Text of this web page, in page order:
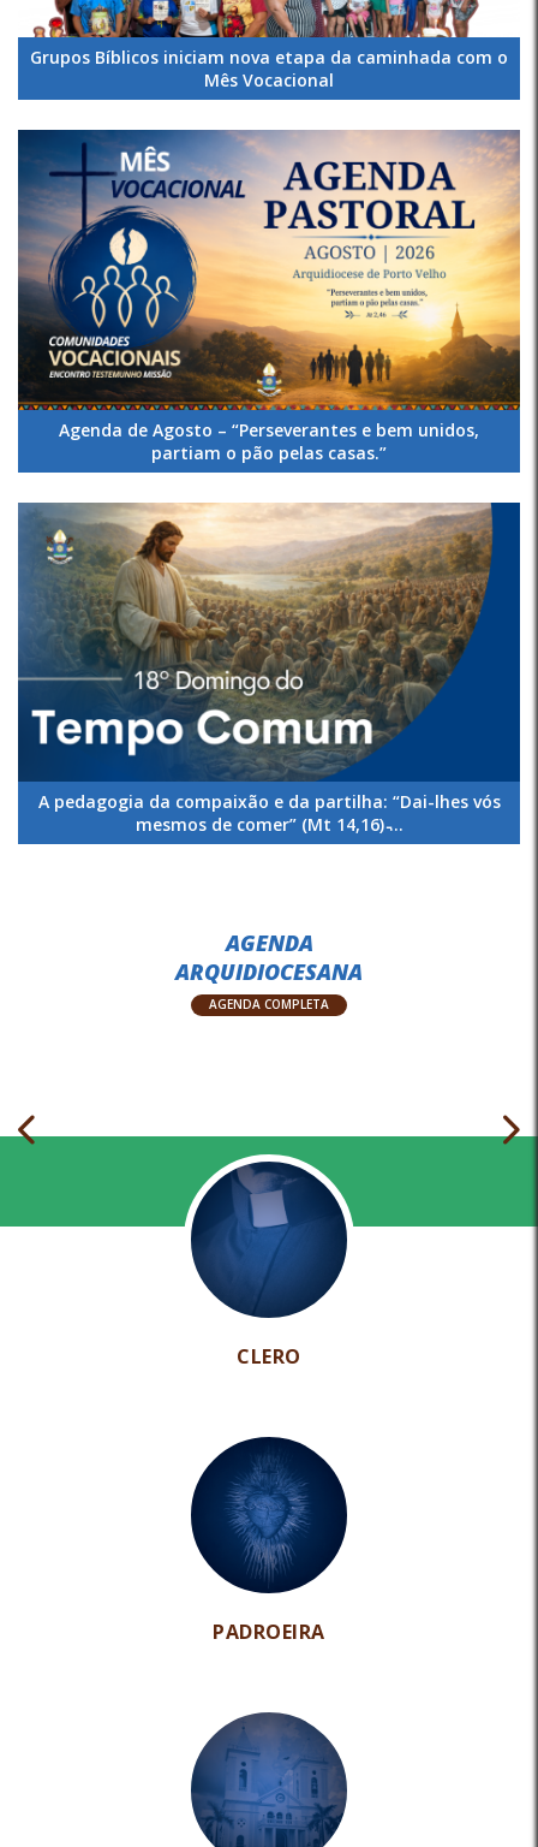
Grupos Bíblicos iniciam nova etapa da caminhada com o
Mês Vocacional
Agenda de Agosto – “Perseverantes e bem unidos,
partiam o pão pelas casas.”
A pedagogia da compaixão e da partilha: “Dai-lhes vós
mesmos de comer” (Mt 14,16) ̵...
AGENDA
ARQUIDIOCESANA
AGENDA COMPLETA
CLERO
PADROEIRA